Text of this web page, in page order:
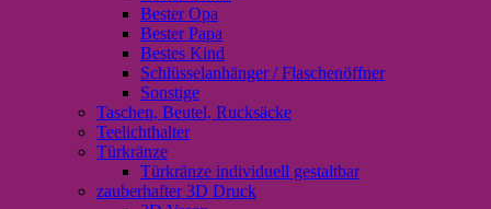
Bester Opa
Bester Papa
Bestes Kind
Schlüsselanhänger / Flaschenöffner
Sonstige
Taschen, Beutel, Rucksäcke
Teelichthalter
Türkränze
Türkränze individuell gestaltbar
zauberhafter 3D Druck